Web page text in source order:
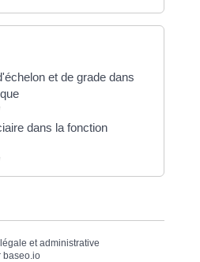
et de grade dans
dans la fonction
et administrative
baseo.io